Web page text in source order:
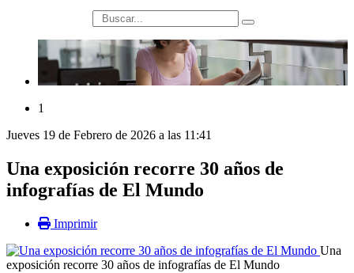
búsqueda
1
Jueves 19 de Febrero de 2026 a las 11:41
Una exposición recorre 30 años de
infografías de El Mundo
Imprimir
Una
exposición recorre 30 años de infografías de El Mundo